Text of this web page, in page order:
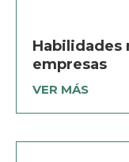
Habilidades
empresas
VER MÁS